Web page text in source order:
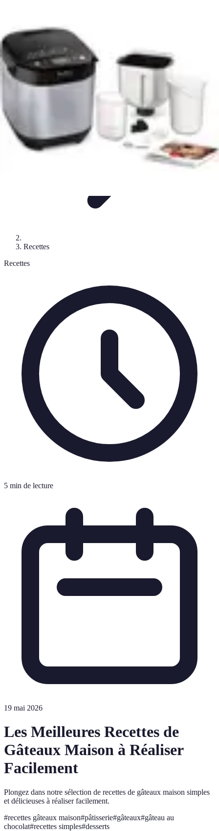
Recettes
Recettes
5 min de lecture
19 mai 2026
Les Meilleures Recettes de
Gâteaux Maison à Réaliser
Facilement
Plongez dans notre sélection de recettes de gâteaux maison simples
et délicieuses à réaliser facilement.
#recettes gâteaux maison#pâtisserie#gâteaux#gâteau au
chocolat#recettes simples#desserts